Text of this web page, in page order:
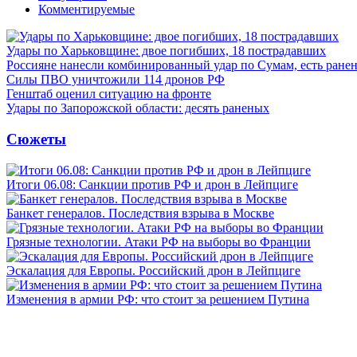
Комментируемые
Удары по Харьковщине: двое погибших, 18 пострадавших
Россияне нанесли комбинированный удар по Сумам, есть
Силы ПВО уничтожили 114 дронов РФ
Генштаб оценил ситуацию на фронте
Удары по Запорожской области: десять раненых
Сюжеты
Итоги 06.08: Санкции против РФ и дрон в Лейпциге
Банкет генералов. Последствия взрыва в Москве
Грязные технологии. Атаки РФ на выборы во Франции
Эскалация для Европы. Российский дрон в Лейпциге
Изменения в армии РФ: что стоит за решением Путина